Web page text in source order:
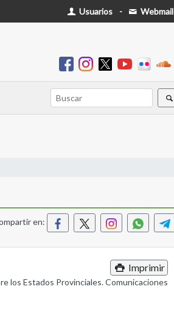
Usuarios - Webmail
en:
Imprimir
los Estados Provinciales. Comunicaciones